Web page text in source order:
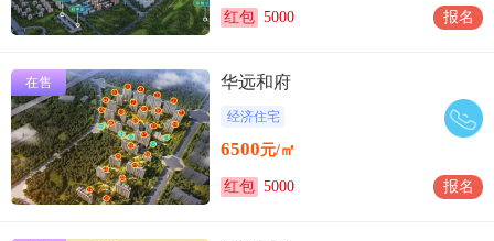
红包 5000 报名
在售 华远和府
经济住宅
6500元/㎡
红包 5000 报名